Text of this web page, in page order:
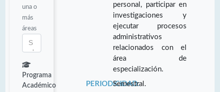
una o
más
áreas
Programa
Académico
personal, participar en
investigaciones y
ejecutar procesos
administrativos
relacionados con el
área de
especialización.
PERIODICIDAD:
Semestral.